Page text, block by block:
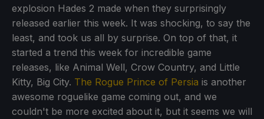
explosion Hades 2 made when they surprisingly
released earlier this week. It was shocking, to say the
least, and took us all by surprise. On top of that, it
started a trend this week for incredible game
releases, like Animal Well, Crow Country, and Little
Kitty, Big City. The Rogue Prince of Persia is another
awesome roguelike game coming out, and we
couldn't be more excited about it, but it seems we will